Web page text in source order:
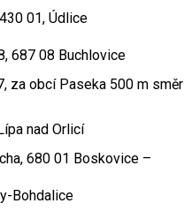
01, Údlice
687 08 Buchlovice
za obcí Paseka 500 m směr
nad Orlicí
680 01 Boskovice –
Bohdalice